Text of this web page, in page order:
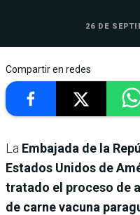
26 DE
Compartir en redes
La Embajada de la
Estados Unidos de
tratado el proceso de
de carne vacuna